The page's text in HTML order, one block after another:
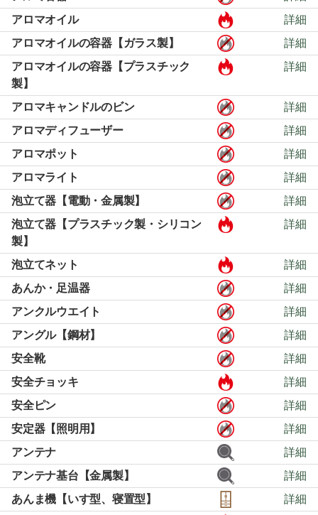
アロマオイル
詳細
アロマオイルの容器【ガラス製】
詳細
アロマオイルの容器【プラスチック
製】
詳細
アロマキャンドルのビン
詳細
アロマディフューザー
詳細
アロマポット
詳細
アロマライト
詳細
泡立て器【電動・金属製】
詳細
泡立て器【プラスチック製・シリコン
製】
詳細
泡立てネット
詳細
あんか・足温器
詳細
アンクルウエイト
詳細
アングル【鋼材】
詳細
安全靴
詳細
安全チョッキ
詳細
安全ピン
詳細
安定器【照明用】
詳細
アンテナ
詳細
アンテナ基台【金属製】
詳細
あんま機【いす型、寝置型】
詳細